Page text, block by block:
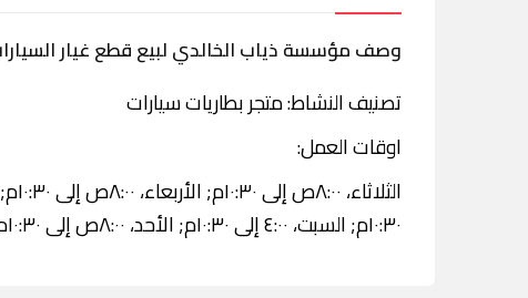
وصف مؤسسة ذياب الخالدي لبيع قطع غيار
تصنيف النشاط: متجر بطاريات سيارات
اوقات العمل:
١٠:٣٠م; السبت، ٤:٠٠ إلى ١٠:٣٠م; الأحد، ٨:٠٠ص إلى ١٠:٣٠م; الاثنين، ٨:٠٠ص إلى ١٠:٣٠م.